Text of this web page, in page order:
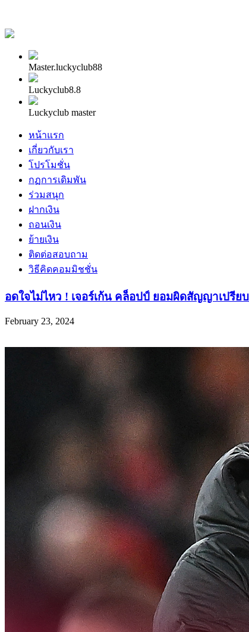
Master.luckyclub88
Luckyclub8.8
Luckyclub master
หน้าแรก
เกี่ยวกับเรา
โปรโมชั่น
กฏการเดิมพัน
ร่วมสนุก
ฝากเงิน
ถอนเงิน
ย้ายเงิน
ติดต่อสอบถาม
วิธีคิดคอมมิชชั่น
อดใจไม่ไหว ! เจอร์เก้น คล็อปป์ ยอมผิดสัญญาเปรีย
February 23, 2024